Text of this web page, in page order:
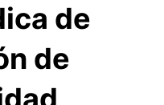
de
de